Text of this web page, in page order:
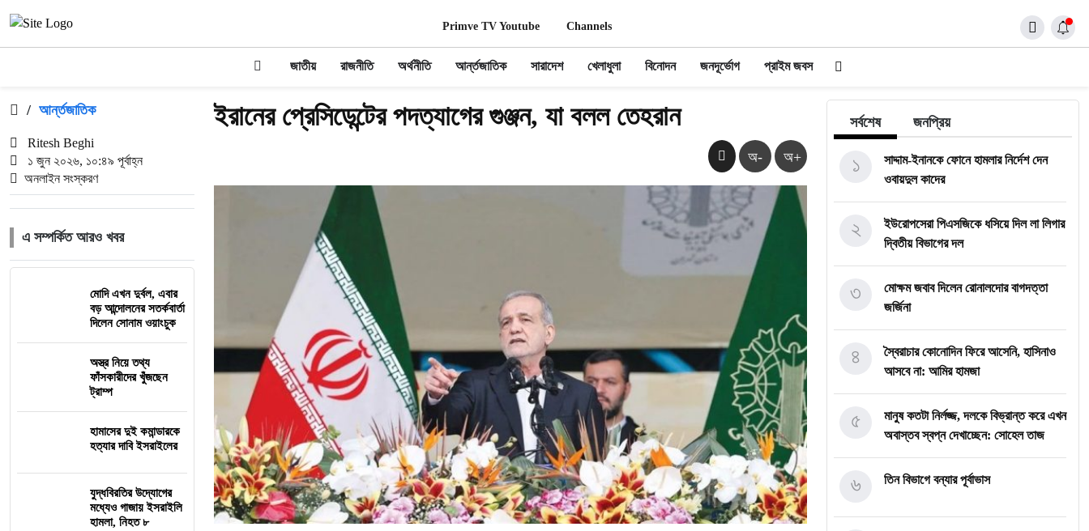
Primve TV Youtube Channels
জাতীয় রাজনীতি অর্থনীতি আর্ন্তজাতিক সারাদেশ খেলাধুলা বিনোদন জনদূর্ভোগ প্রাইম জবস
/ আর্ন্তজাতিক
Ritesh Beghi
১ জুন ২০২৬, ১০:৪৯ পূর্বাহ্ন
অনলাইন সংস্করণ
এ সম্পর্কিত আরও খবর
মোদি এখন দুর্বল, এবার
বড় আন্দোলনের সতর্কবার্তা
দিলেন সোনাম ওয়াংচুক
অস্ত্র নিয়ে তথ্য
ফাঁসকারীদের খুঁজছেন
ট্রাম্প
হামাসের দুই কমান্ডারকে
হত্যার দাবি ইসরাইলের
যুদ্ধবিরতির উদ্যোগের
মধ্যেও গাজায় ইসরাইলি
হামলা, নিহত ৮
ইরানের প্রেসিডেন্টের পদত্যাগের গুঞ্জন, যা বলল তেহরান
অ- অ+
সর্বশেষ জনপ্রিয়
সাদ্দাম-ইনানকে ফোনে হামলার নির্দেশ দেন
ওবায়দুল কাদের
১
ইউরোপসেরা পিএসজিকে ধসিয়ে দিল লা লিগার
দ্বিতীয় বিভাগের দল
২
মোক্ষম জবাব দিলেন রোনালদোর বাগদত্তা
জর্জিনা
৩
স্বৈরাচার কোনোদিন ফিরে আসেনি, হাসিনাও
আসবে না: আমির হামজা
৪
মানুষ কতটা নির্লজ্জ, দলকে বিভ্রান্ত করে এখন
অবাস্তব স্বপ্ন দেখাচ্ছেন: সোহেল তাজ
৫
তিন বিভাগে বন্যার পূর্বাভাস
৬